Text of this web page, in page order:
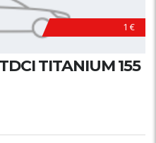
1 €
TITANIUM 155